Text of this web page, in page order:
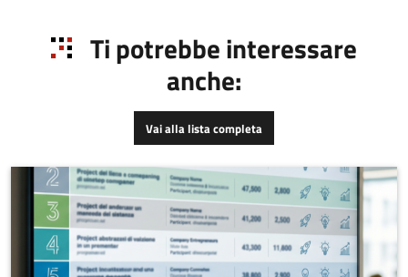
creare
Ti potrebbe interessare
anche:
Vai alla lista completa